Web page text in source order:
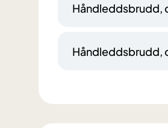
Håndleddsbrudd,
Håndleddsbrudd,